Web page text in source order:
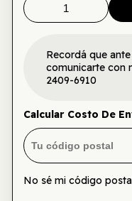
Recordá que
comunicarte con
2409-6910
Calcular Costo De
No sé mi código